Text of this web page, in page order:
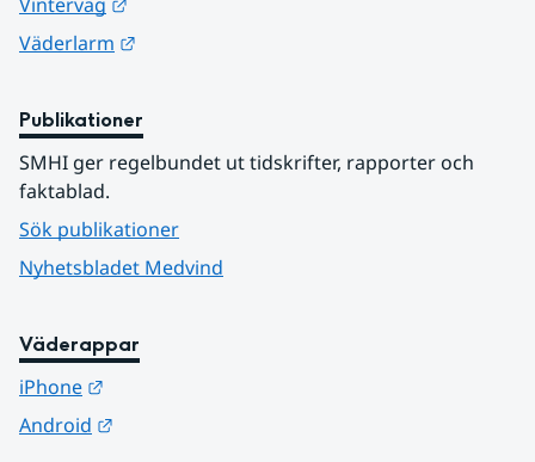
Väderlarm
Publikationer
SMHI ger regelbundet ut tidskrifter, rapporter och
faktablad.
Sök publikationer
Nyhetsbladet Medvind
Väderappar
iPhone
Android